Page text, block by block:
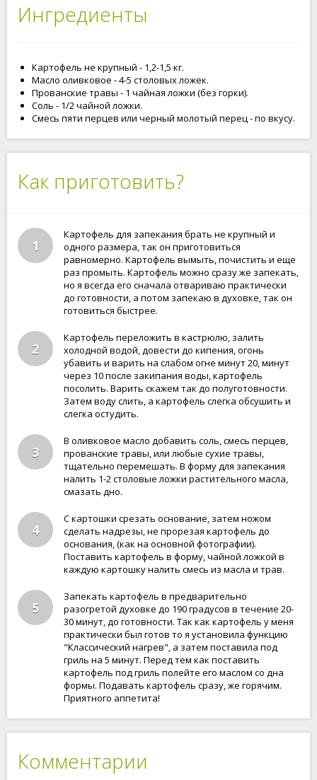
Ингредиенты
Картофель не крупный - 1,2-1,5 кг.
Масло оливковое - 4-5 столовых ложек.
Прованские травы - 1 чайная ложки (без горки).
Соль - 1/2 чайной ложки.
Смесь пяти перцев или черный молотый перец - по вкусу.
Как приготовить?
1
Картофель для запекания брать не крупный и
одного размера, так он приготовиться
равномерно. Картофель вымыть, почистить и еще
раз промыть. Картофель можно сразу же запекать,
но я всегда его сначала отвариваю практически
до готовности, а потом запекаю в духовке, так он
готовиться быстрее.
2
Картофель переложить в кастрюлю, залить
холодной водой, довести до кипения, огонь
убавить и варить на слабом огне минут 20, минут
через 10 после закипания воды, картофель
посолить. Варить скажем так до полуготовности.
Затем воду слить, а картофель слегка обсушить и
слегка остудить.
3
В оливковое масло добавить соль, смесь перцев,
прованские травы, или любые сухие травы,
тщательно перемешать. В форму для запекания
налить 1-2 столовые ложки растительного масла,
смазать дно.
4
С картошки срезать основание, затем ножом
сделать надрезы, не прорезая картофель до
основания, (как на основной фотографии).
Поставить картофель в форму, чайной ложкой в
каждую картошку налить смесь из масла и трав.
5
Запекать картофель в предварительно
разогретой духовке до 190 градусов в течение 20-
30 минут, до готовности. Так как картофель у меня
практически был готов то я установила функцию
"Классический нагрев", а затем поставила под
гриль на 5 минут. Перед тем как поставить
картофель под гриль полейте его маслом со дна
формы. Подавать картофель сразу, же горячим.
Приятного аппетита!
Комментарии